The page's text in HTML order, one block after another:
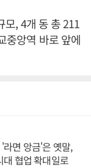
모, 4개 동 총 211
중앙역 바로 앞에
라면 앙금'은 옛말,
대 협업 확대일로